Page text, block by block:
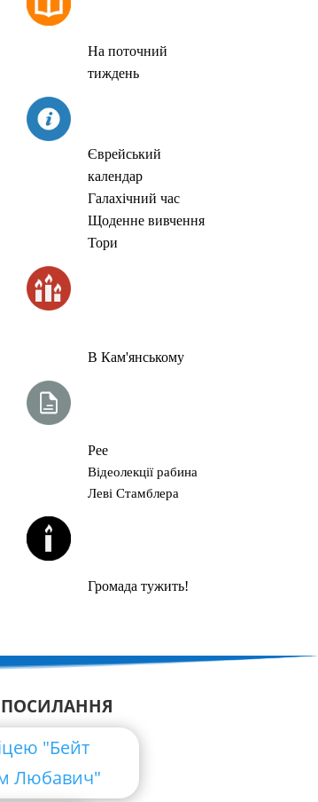
На поточний
тиждень
Єврейський
календар
Галахічний час
Щоденне вивчення
Тори
В Кам'янському
Рее
Відеолекції рабина
Леві Стамблера
Громада тужить!
ПОСИЛАННЯ
"Бейт
Любавич"